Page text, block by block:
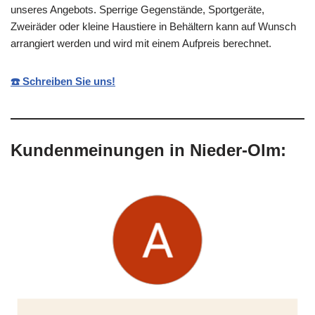
unseres Angebots. Sperrige Gegenstände, Sportgeräte,
Zweiräder oder kleine Haustiere in Behältern kann auf Wunsch
arrangiert werden und wird mit einem Aufpreis berechnet.
☎️ Schreiben Sie uns!
Kundenmeinungen in Nieder-Olm: